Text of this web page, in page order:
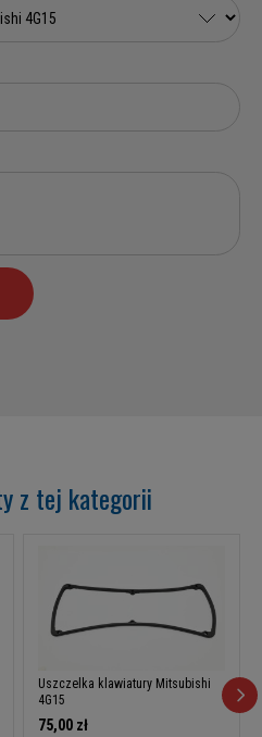
z tej kategorii
Uszczelka klawiatury Mitsubishi
4G15
75,00 zł